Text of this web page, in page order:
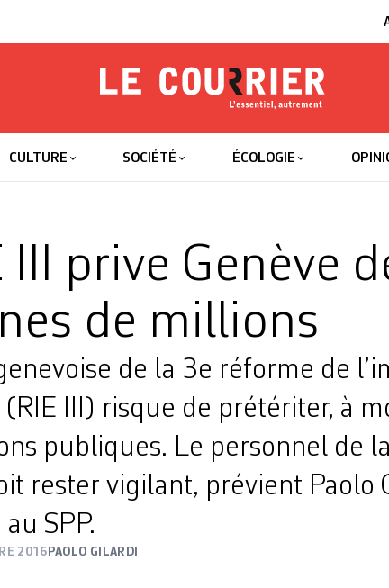
Le Courrier
CULTURE SOCIÉTÉ ÉCOLOGIE
III prive Genève
de millions
de la 3e réforme de
III) risque de prétériter, à
publiques. Le personnel de
rester vigilant, prévient Paolo
SPP.
2016 PAOLO GILARDI